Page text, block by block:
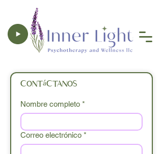
Contáctanos
Nombre completo *
Correo electrónico *